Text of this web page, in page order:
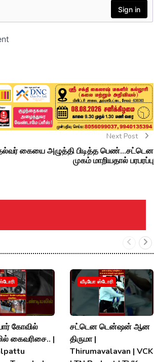
Next Post
கையை அழுத்தி பிடித்த பெண்...சட்டென
முகம் மாறியதால் பரபரப்பு
கோவில்
கைவரிசை.. |
வீடியோ ஸ்டோரி
சட்டென டென்ஷன் ஆன
திருமா |
Thirumavalavan | VCK